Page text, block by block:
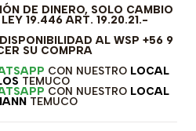
DE DINERO, SOLO CAMBIO
19.446 ART. 19.20.21.-
AL WSP +56 9
SU COMPRA
CON NUESTRO LOCAL
TEMUCO
CON NUESTRO LOCAL
TEMUCO